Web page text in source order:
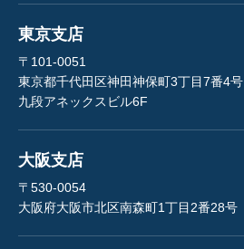
東京支店
〒101-0051
東京都千代田区神田神保町3丁目7番4号
九段アネックスビル6F
大阪支店
〒530-0054
大阪府大阪市北区南森町1丁目2番28号